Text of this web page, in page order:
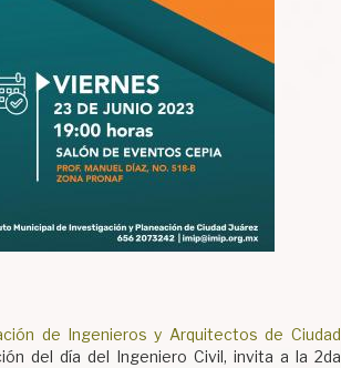
de Ingenieros y Arquitectos de Ciudad
del día del Ingeniero Civil, invita a la 2da